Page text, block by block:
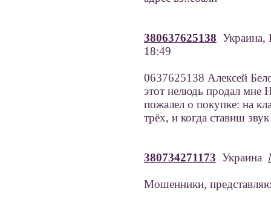
380637625138
18:49
0637625138 Алексей
этот нелюдь продал
пожалел о покупке: на
трёх, и когда ставиш
380734271173 Украина
Мошенники,